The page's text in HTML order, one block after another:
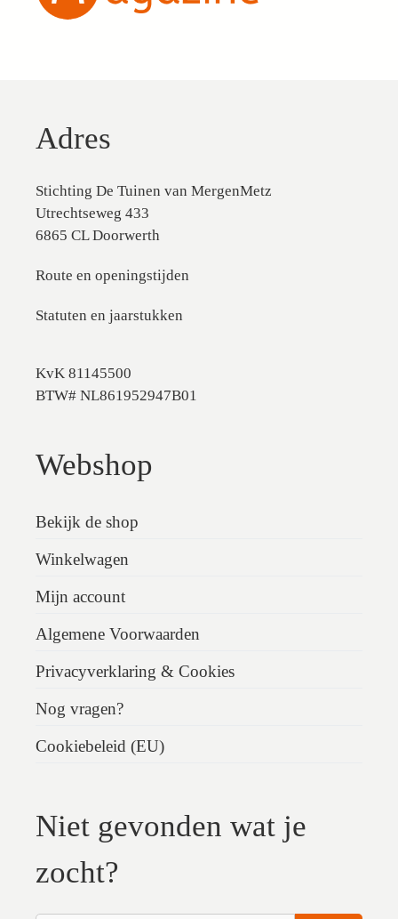
Adres
Stichting De Tuinen van MergenMetz
Utrechtseweg 433
6865 CL Doorwerth
Route en openingstijden
Statuten en jaarstukken
KvK 81145500
BTW# NL861952947B01
Webshop
Bekijk de shop
Winkelwagen
Mijn account
Algemene Voorwaarden
Privacyverklaring & Cookies
Nog vragen?
Cookiebeleid (EU)
Niet gevonden wat je
zocht?